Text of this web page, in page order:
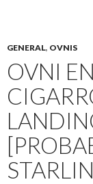
GENERAL, OVNIS
OVNI